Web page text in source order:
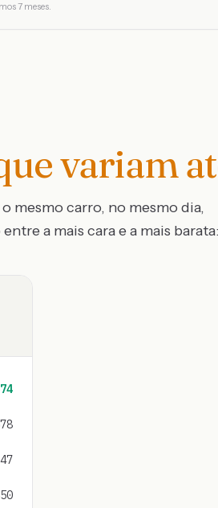
7 meses.
variam
mesmo carro, no mesmo dia,
a mais cara e a mais barata: